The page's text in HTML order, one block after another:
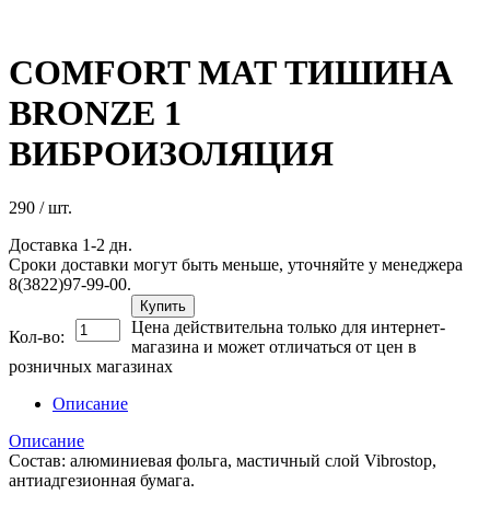
COMFORT MAT ТИШИНА
BRONZE 1
ВИБРОИЗОЛЯЦИЯ
290 / шт.
Доставка 1-2 дн.
Сроки доставки могут быть меньше, уточняйте у менеджера
8(3822)97-99-00.
Кол-во:
Купить
Цена действительна только для интернет-
магазина и может отличаться от цен в
розничных магазинах
Описание
Описание
Состав: алюминиевая фольга, мастичный слой Vibrostop,
антиадгезионная бумага.